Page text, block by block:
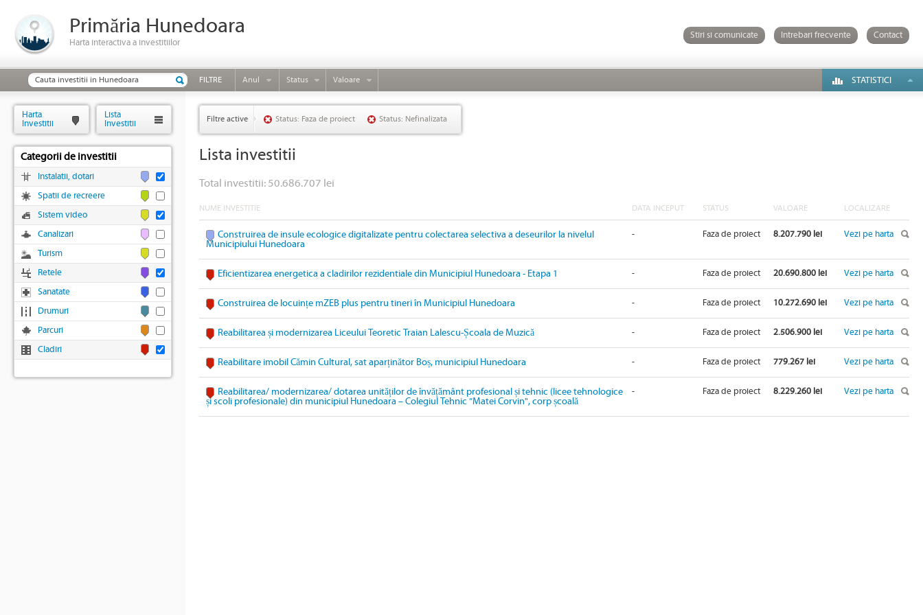
Primăria Hunedoara
Harta interactiva a investitiilor
Stiri si comunicate Intrebari frecvente Contact
FILTRE Anul Status Valoare STATISTICI
Filtre active Status: Faza de proiect Status: Nefinalizata
Lista investitii
Total investitii: 50.686.707 lei
NUME INVESTITIE DATA INCEPUT STATUS VALOARE LOCALIZARE
Construirea de insule ecologice digitalizate pentru colectarea selectiva a deseurilor la nivelul
Municipiului Hunedoara
- Faza de proiect 8.207.790 lei Vezi pe harta
Eficientizarea energetica a cladirilor rezidentiale din Municipiul Hunedoara - Etapa 1 - Faza de proiect 20.690.800 lei Vezi pe harta
Construirea de locuințe mZEB plus pentru tineri în Municipiul Hunedoara - Faza de proiect 10.272.690 lei Vezi pe harta
Reabilitarea și modernizarea Liceului Teoretic Traian Lalescu-Școala de Muzică - Faza de proiect 2.506.900 lei Vezi pe harta
Reabilitare imobil Cămin Cultural, sat aparținător Boș, municipiul Hunedoara - Faza de proiect 779.267 lei Vezi pe harta
Reabilitarea/ modernizarea/ dotarea unităților de învățământ profesional și tehnic (licee tehnologice
și scoli profesionale) din municipiul Hunedoara – Colegiul Tehnic ”Matei Corvin", corp școală
- Faza de proiect 8.229.260 lei Vezi pe harta
Harta
Investitii
Lista
Investitii
Categorii de investitii
Instalatii, dotari
Spatii de recreere
Sistem video
Canalizari
Turism
Retele
Sanatate
Drumuri
Parcuri
Cladiri